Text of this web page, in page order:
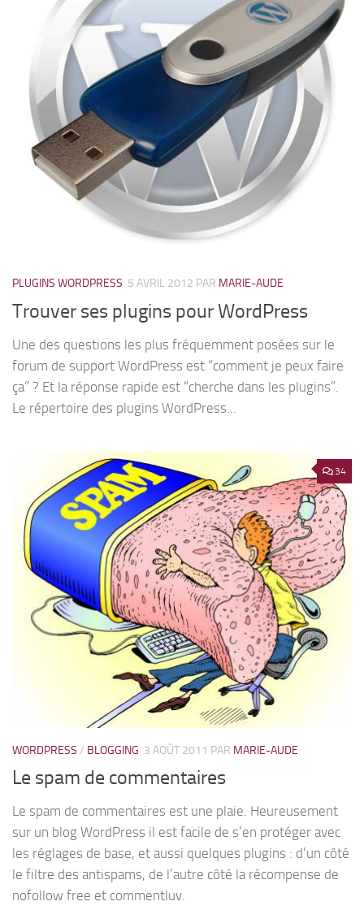
PLUGINS WORDPRESS 5 AVRIL 2012 PAR MARIE-AUDE
Trouver ses plugins pour WordPress
Une des questions les plus fréquemment posées sur le
forum de support WordPress est “comment je peux faire
ça” ? Et la réponse rapide est “cherche dans les plugins”.
Le répertoire des plugins WordPress...
34
WORDPRESS / BLOGGING 3 AOÛT 2011 PAR MARIE-AUDE
Le spam de commentaires
Le spam de commentaires est une plaie. Heureusement
sur un blog WordPress il est facile de s’en protéger avec
les réglages de base, et aussi quelques plugins : d’un côté
le filtre des antispams, de l’autre côté la récompense de
nofollow free et commentluv.